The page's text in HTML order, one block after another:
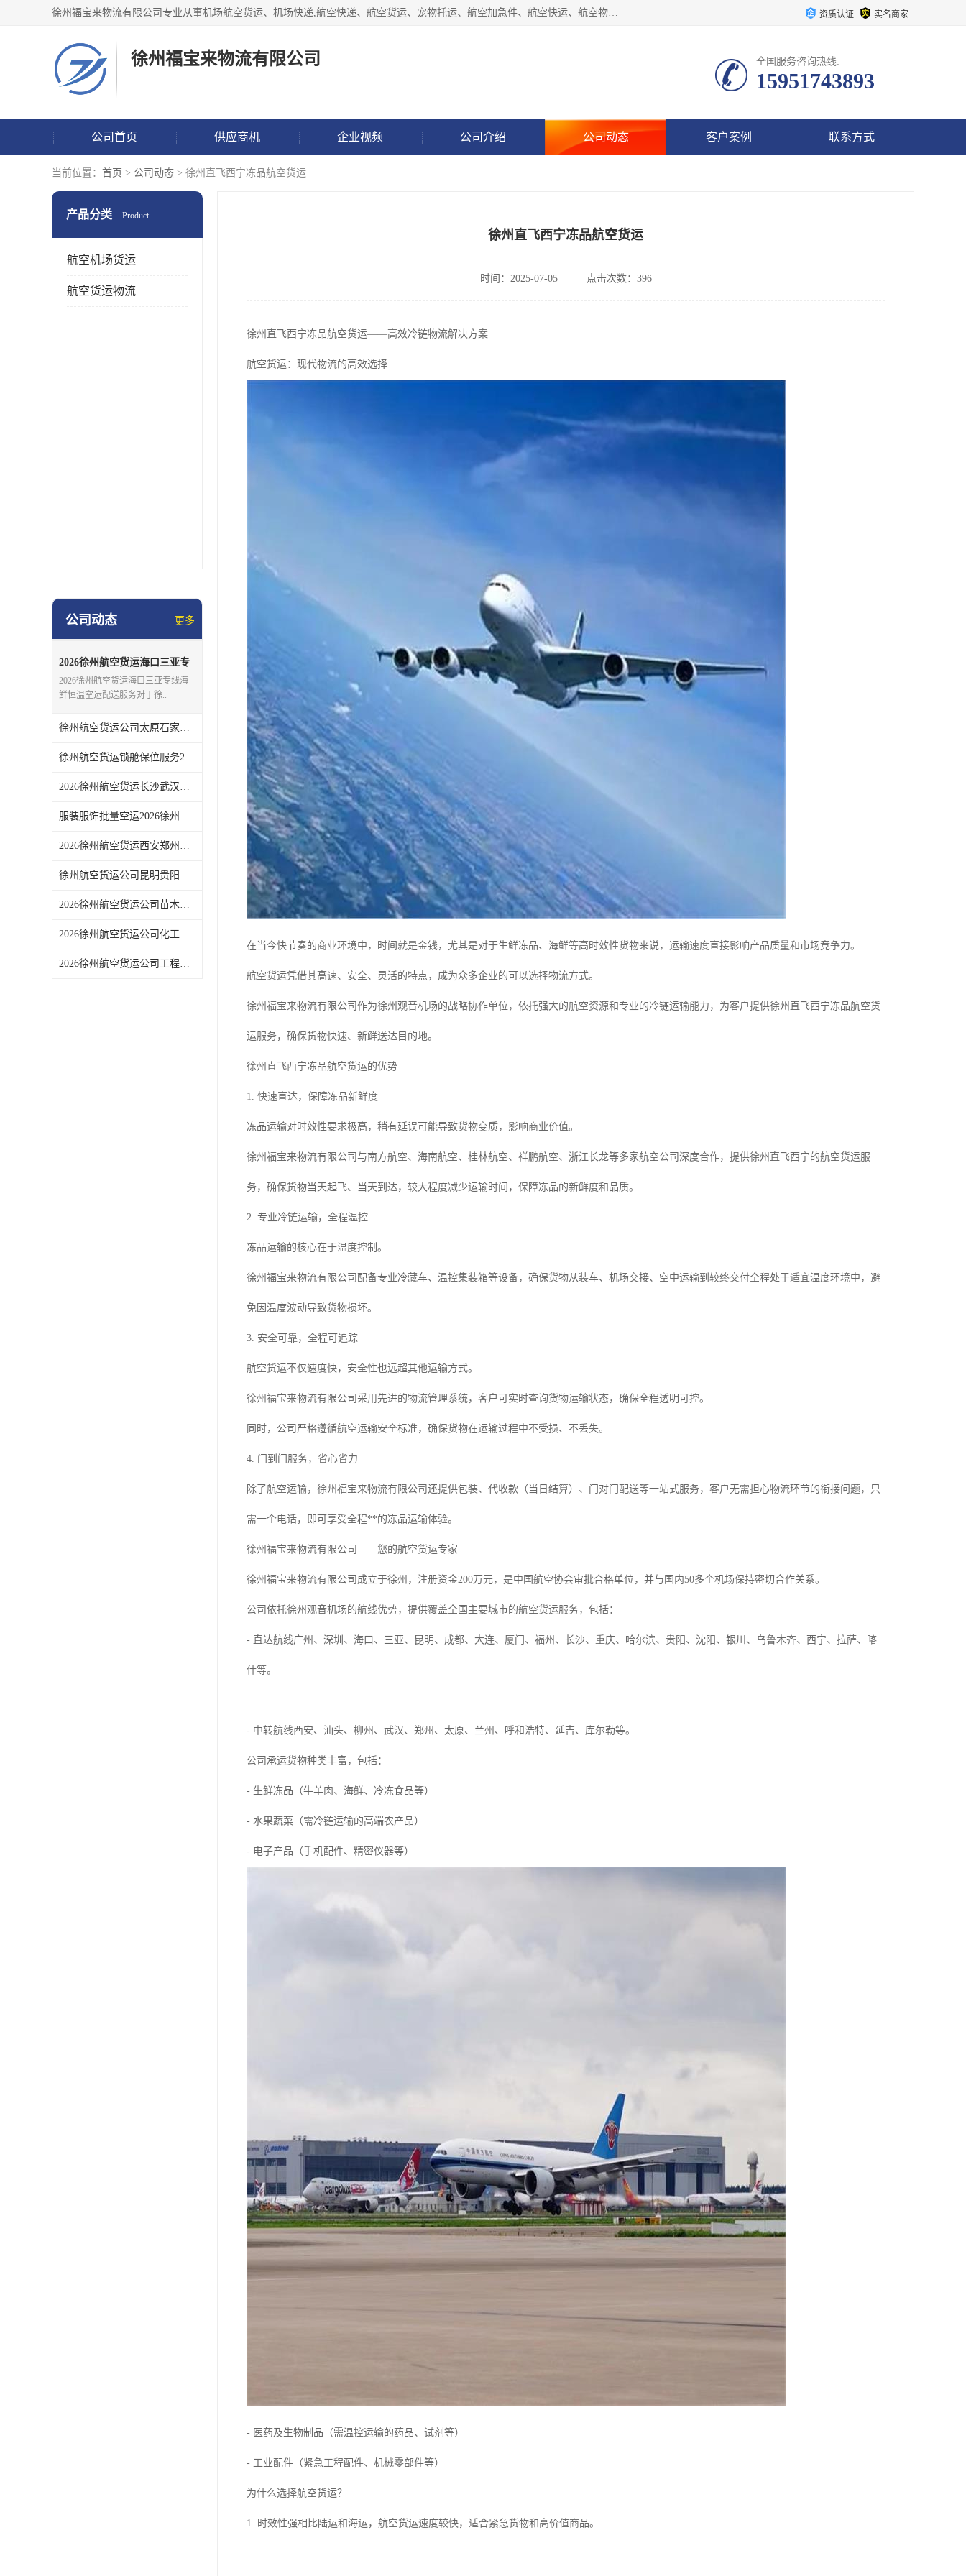
徐州福宝来物流有限公司专业从事机场航空货运、机场快递,航空快递、航空货运、宠物托运、航空加急件、航空快运、航空物流、航空托运、空运当日达等业务。 资质认证 实名商家
徐州福宝来物流有限公司 全国服务咨询热线:
15951743893
公司首页 供应商机 企业视频 公司介绍 公司动态 客户案例 联系方式
当前位置： 首页 > 公司动态 > 徐州直飞西宁冻品航空货运
产品分类 Product
航空机场货运
航空货运物流
公司动态 更多
2026徐州航空货运海口三亚专
线海鲜恒温空运配送服务
2026徐州航空货运海口三亚专线海
鲜恒温空运配送服务对于徐..
徐州航空货运公司太原石家庄专线2026华北货物空运
徐州航空货运锁舱保位服务2026旺季稳定舱位货运保障
2026徐州航空货运长沙武汉专线华中工厂急件当日派送
服装服饰批量空运2026徐州航空货运电商大货包舱渠道
2026徐州航空货运西安郑州专线中原企业加急货运通道
徐州航空货运公司昆明贵阳专线2026生鲜水果冷链直达
2026徐州航空货运公司苗木花卉空运绿植保湿航空运输
2026徐州航空货运公司化工普货空运合规安检托运方案
2026徐州航空货运公司工程机械配件空运徐工设备急运方案
徐州直飞西宁冻品航空货运
时间：2025-07-05 点击次数：396
徐州直飞西宁冻品航空货运——高效冷链物流解决方案
航空货运：现代物流的高效选择
在当今快节奏的商业环境中，时间就是金钱，尤其是对于生鲜冻品、海鲜等高时效性货物来说，运输速度直接影响产品质量和市场竞争力。
航空货运凭借其高速、安全、灵活的特点，成为众多企业的可以选择物流方式。
徐州福宝来物流有限公司作为徐州观音机场的战略协作单位，依托强大的航空资源和专业的冷链运输能力，为客户提供徐州直飞西宁冻品航空货
运服务，确保货物快速、新鲜送达目的地。
徐州直飞西宁冻品航空货运的优势
1. 快速直达，保障冻品新鲜度
冻品运输对时效性要求极高，稍有延误可能导致货物变质，影响商业价值。
徐州福宝来物流有限公司与南方航空、海南航空、桂林航空、祥鹏航空、浙江长龙等多家航空公司深度合作，提供徐州直飞西宁的航空货运服
务，确保货物当天起飞、当天到达，较大程度减少运输时间，保障冻品的新鲜度和品质。
2. 专业冷链运输，全程温控
冻品运输的核心在于温度控制。
徐州福宝来物流有限公司配备专业冷藏车、温控集装箱等设备，确保货物从装车、机场交接、空中运输到较终交付全程处于适宜温度环境中，避
免因温度波动导致货物损坏。
3. 安全可靠，全程可追踪
航空货运不仅速度快，安全性也远超其他运输方式。
徐州福宝来物流有限公司采用先进的物流管理系统，客户可实时查询货物运输状态，确保全程透明可控。
同时，公司严格遵循航空运输安全标准，确保货物在运输过程中不受损、不丢失。
4. 门到门服务，省心省力
除了航空运输，徐州福宝来物流有限公司还提供包装、代收款（当日结算）、门对门配送等一站式服务，客户无需担心物流环节的衔接问题，只
需一个电话，即可享受全程**的冻品运输体验。
徐州福宝来物流有限公司——您的航空货运专家
徐州福宝来物流有限公司成立于徐州，注册资金200万元，是中国航空协会审批合格单位，并与国内50多个机场保持密切合作关系。
公司依托徐州观音机场的航线优势，提供覆盖全国主要城市的航空货运服务，包括：
- 直达航线广州、深圳、海口、三亚、昆明、成都、大连、厦门、福州、长沙、重庆、哈尔滨、贵阳、沈阳、银川、乌鲁木齐、西宁、拉萨、喀
什等。
- 中转航线西安、汕头、柳州、武汉、郑州、太原、兰州、呼和浩特、延吉、库尔勒等。
公司承运货物种类丰富，包括：
- 生鲜冻品（牛羊肉、海鲜、冷冻食品等）
- 水果蔬菜（需冷链运输的高端农产品）
- 电子产品（手机配件、精密仪器等）
- 医药及生物制品（需温控运输的药品、试剂等）
- 工业配件（紧急工程配件、机械零部件等）
为什么选择航空货运？
1. 时效性强相比陆运和海运，航空货运速度较快，适合紧急货物和高价值商品。